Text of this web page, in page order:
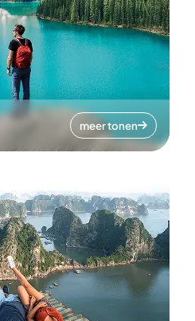
meer tonen